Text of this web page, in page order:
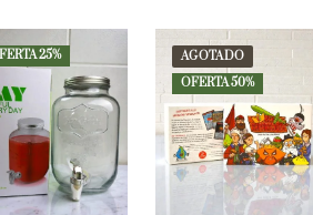
25%
AGOTADO
OFERTA 50%